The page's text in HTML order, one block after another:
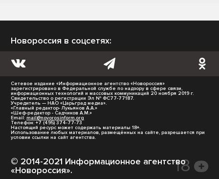
Новороссия в соцсетях:
Сетевое издание «Информационное агентство «Новороссия»
зарегистрировано в Федеральной службе по надзору в сфере связи,
информационных технологий и массовых коммуникаций 20 ноября 2019 г.
Свидетельство о регистрации Эл № ФС77-77187.
Учредитель — НАО «Царьград медиа».
«Главный редактор- Лукьянов А.А.»
«Шеф-редактор - Садчиков А.М.»
Email: mail@novorosinform.org
Телефон: +7 (495) 374-77-73
Настоящий ресурс может содержать материалы 18+.
Использование любых материалов, размещённых на сайте, разрешается при
условии ссылки на сайт агентства.
© 2014-2021 Информационное агентство
«Новороссия».